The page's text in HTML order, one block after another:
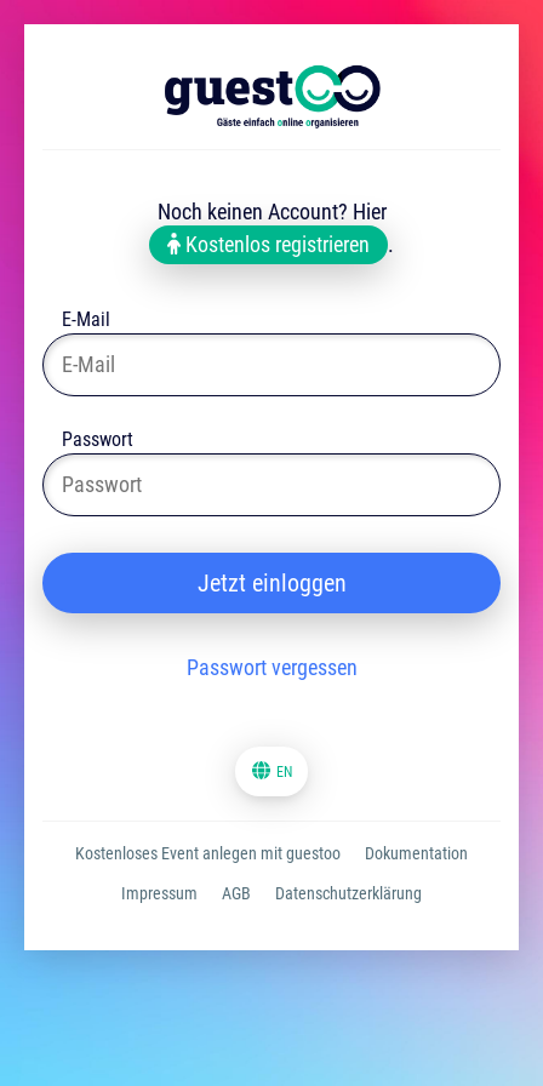
Noch keinen Account? Hier
Kostenlos registrieren
.
E-Mail
Passwort
Jetzt einloggen
Passwort vergessen
EN
Kostenloses Event anlegen mit guestoo Dokumentation
Impressum AGB Datenschutzerklärung